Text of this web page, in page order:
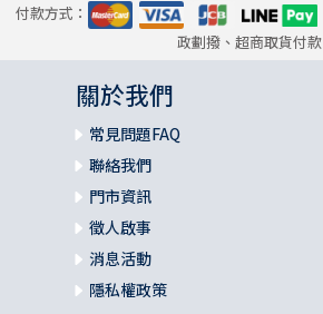
付款方式：
政劃撥、超商取貨付款
關於我們
常見問題FAQ
聯絡我們
門市資訊
徵人啟事
消息活動
隱私權政策